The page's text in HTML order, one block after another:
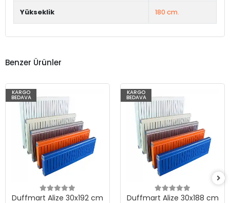
Yükseklik 180 cm.
Benzer Ürünler
KARGO
BEDAVA
Duffmart Alize 30x192 cm
KARGO
BEDAVA
Duffmart Alize 30x188 cm